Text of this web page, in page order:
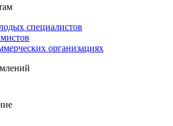
специалистов
организациях